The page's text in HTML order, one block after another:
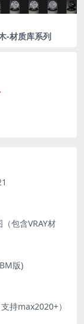
-材质库系列
包含VRAY材
版)
持max2020+）